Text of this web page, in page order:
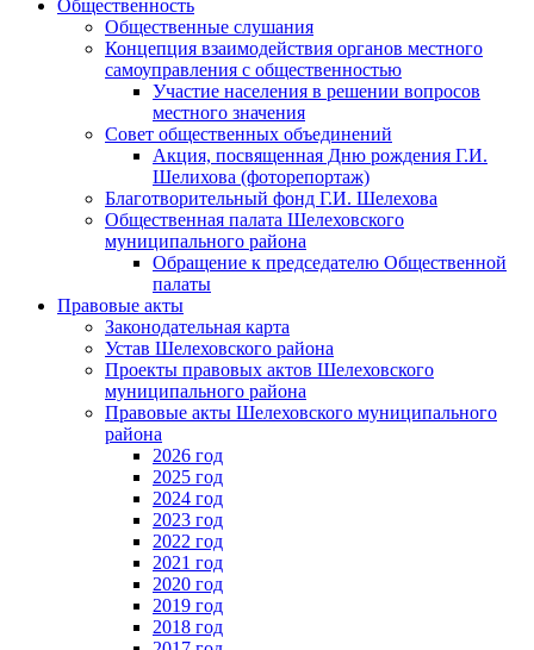
Общественность
Общественные слушания
Концепция взаимодействия органов местного
самоуправления с общественностью
Участие населения в решении вопросов
местного значения
Совет общественных объединений
Акция, посвященная Дню рождения Г.И.
Шелихова (фоторепортаж)
Благотворительный фонд Г.И. Шелехова
Общественная палата Шелеховского
муниципального района
Обращение к председателю Общественной
палаты
Правовые акты
Законодательная карта
Устав Шелеховского района
Проекты правовых актов Шелеховского
муниципального района
Правовые акты Шелеховского муниципального
района
2026 год
2025 год
2024 год
2023 год
2022 год
2021 год
2020 год
2019 год
2018 год